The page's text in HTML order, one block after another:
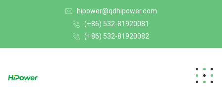
hipower@qdhipower.com
(+86) 532-81920081
(+86) 532-81920082